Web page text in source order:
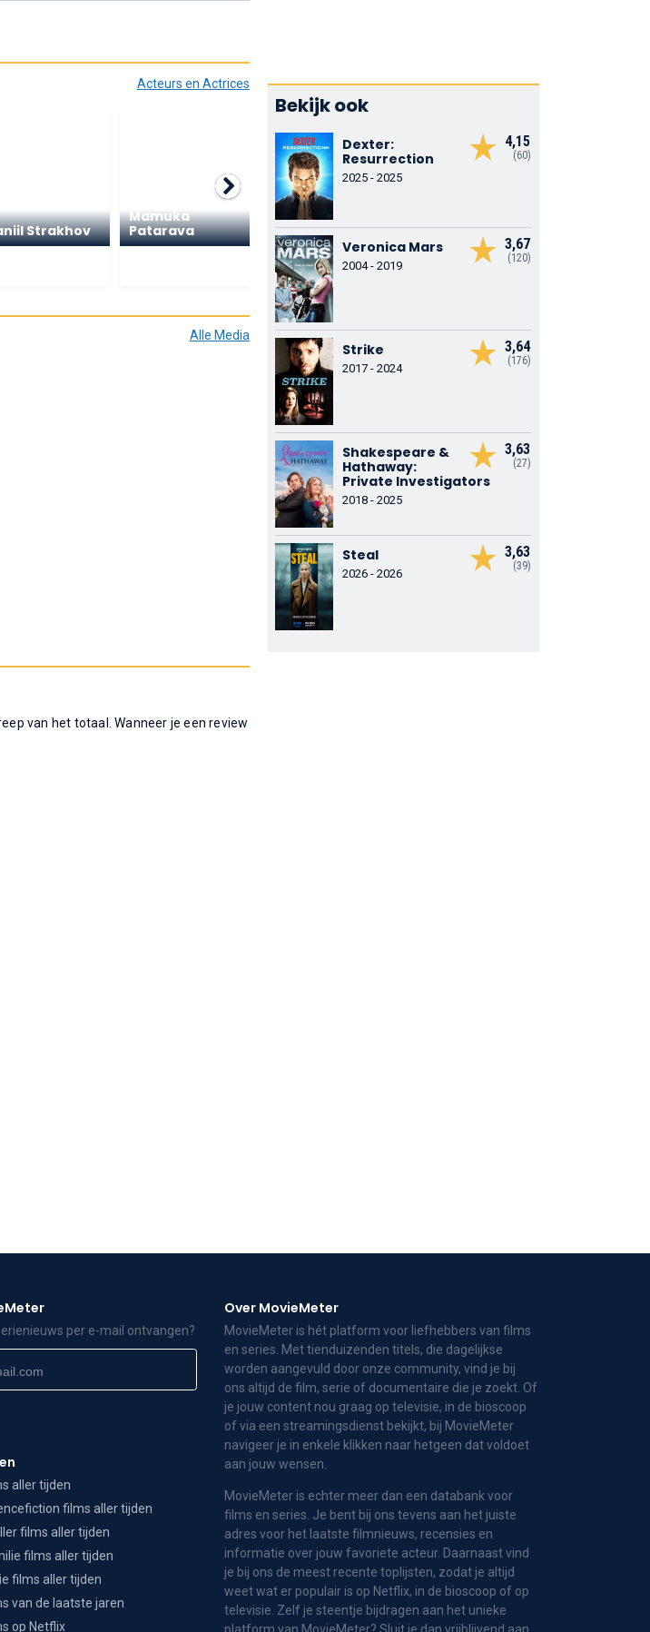
Acteurs en Actrices
Strakhov
Mamuka
Patarava
Vlad Furman Alexandr Averin
Alle Media
van het totaal. Wanneer je een review
Bekijk ook
4,15
(60)
Dexter:
Resurrection
2025 - 2025
3,67
(120)
Veronica Mars
2004 - 2019
3,64
(176)
Strike
2017 - 2024
3,63
(27)
Shakespeare &
Hathaway:
Private Investigators
2018 - 2025
3,63
(39)
Steal
2026 - 2026
per e-mail ontvangen?
aller tijden
films aller tijden
films aller tijden
films aller tijden
films aller tijden
van de laatste jaren
op Netflix
Over MovieMeter
MovieMeter is hét platform voor liefhebbers van films
en series. Met tienduizenden titels, die dagelijkse
worden aangevuld door onze community, vind je bij
ons altijd de film, serie of documentaire die je zoekt. Of
je jouw content nou graag op televisie, in de bioscoop
of via een streamingsdienst bekijkt, bij MovieMeter
navigeer je in enkele klikken naar hetgeen dat voldoet
aan jouw wensen.
MovieMeter is echter meer dan een databank voor
films en series. Je bent bij ons tevens aan het juiste
adres voor het laatste filmnieuws, recensies en
informatie over jouw favoriete acteur. Daarnaast vind
je bij ons de meest recente toplijsten, zodat je altijd
weet wat er populair is op Netflix, in de bioscoop of op
televisie. Zelf je steentje bijdragen aan het unieke